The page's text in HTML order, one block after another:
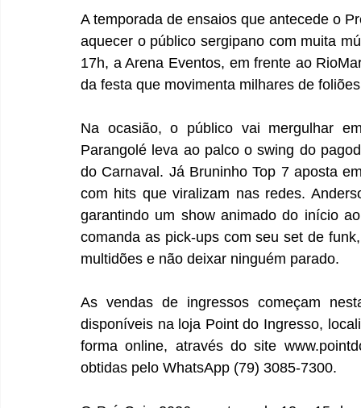
A temporada de ensaios que antecede o
aquecer o público sergipano com muita
17h, a Arena Eventos, em frente ao
da festa que movimenta milhares de
Na ocasião, o público vai mergulhar
Parangolé leva ao palco o swing do
do Carnaval. Já Bruninho Top 7 aposta
com hits que viralizam nas redes.
garantindo um show animado do início
comanda as pick-ups com seu set de
multidões e não deixar ninguém parado.
As vendas de ingressos começam
disponíveis na loja Point do Ingresso,
forma online, através do site
obtidas pelo WhatsApp (79) 3085-7300.